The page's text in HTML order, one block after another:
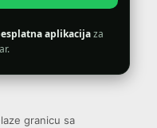
aplikacijaza
granicu sa